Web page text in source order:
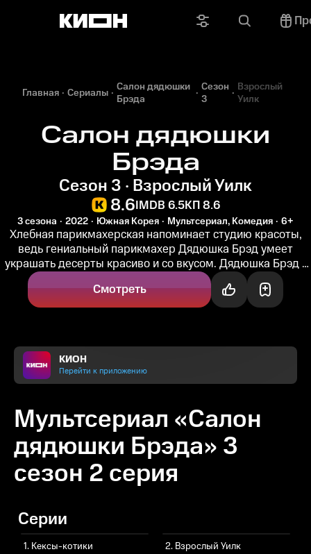
Главная Сериалы Салон дядюшки
Брэда
Сезон
3
Взрослый
Уилк
Салон дядюшки
Брэда
Сезон 3 · Взрослый Уилк
8.6IMDB 6.5КП 8.6
3 сезона 2022 Южная Корея Мультсериал, Комедия 6+
Хлебная парикмахерская напоминает студию красоты,
ведь гениальный парикмахер Дядюшка Брэд умеет
украшать десерты красиво и со вкусом. Дядюшка Брэд -
мастер-декоратор и...
Смотреть
КИОН
Перейти к приложению
Мультсериал «Салон
дядюшки Брэда» 3
сезон 2 серия
Серии
1. Кексы-котики 2. Взрослый Уилк